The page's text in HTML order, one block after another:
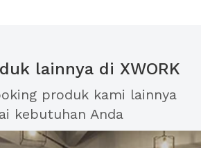
lainnya di XWORK
produk kami lainnya
kebutuhan Anda